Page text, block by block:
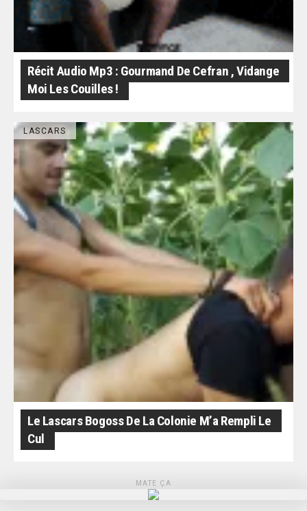
Récit Audio Mp3 : Gourmand De Cefran , Vidange
Moi Les Couilles !
LASCARS
Le Lascars Bogoss De La Colonie M’a Rempli Le
Cul
MATE ÇA